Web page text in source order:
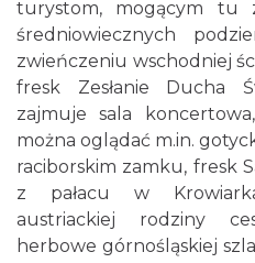
turystom, mogącym tu
średniowiecznych
zwieńczeniu wschodniej
fresk Zesłanie Ducha
zajmuje sala
można oglądać m.in.
raciborskim zamku, fresk
z pałacu w
austriackiej rodziny
herbowe górnośląskiej